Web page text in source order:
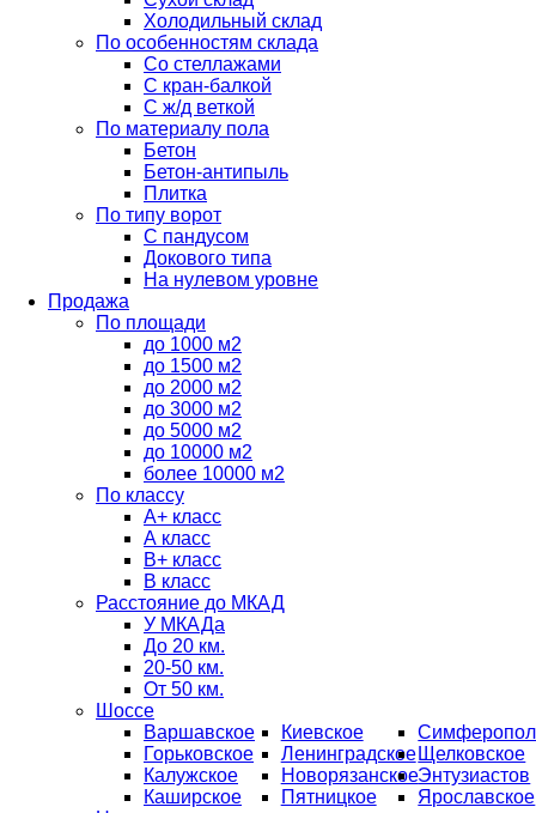
Холодильный склад
По особенностям склада
Со стеллажами
С кран-балкой
С ж/д веткой
По материалу пола
Бетон
Бетон-антипыль
Плитка
По типу ворот
С пандусом
Докового типа
На нулевом уровне
Продажа
По площади
до 1000 м2
до 1500 м2
до 2000 м2
до 3000 м2
до 5000 м2
до 10000 м2
более 10000 м2
По классу
A+ класс
А класс
В+ класс
B класс
Расстояние до МКАД
У МКАДа
До 20 км.
20-50 км.
От 50 км.
Шоссе
Варшавское
Горьковское
Калужское
Каширское
Киевское
Ленинградское
Новорязанское
Пятницкое
Щелковское
Энтузиастов
Ярославское